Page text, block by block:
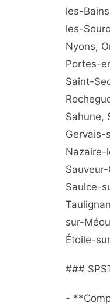
les-
les-
Nyons,
Portes-
Saint-
Sahune,
Gervais-
Nazaire-
Saulce-
sur-
Étoile-
###
-